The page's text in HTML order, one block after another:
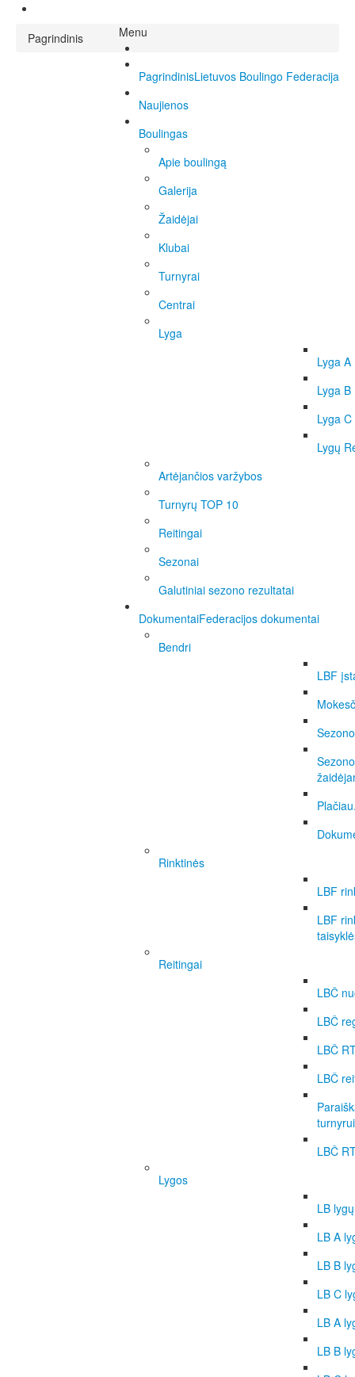
Menu
PagrindinisLietuvos Boulingo Federacija
Naujienos
Boulingas
Apie boulingą
Galerija
Žaidėjai
Klubai
Turnyrai
Centrai
Lyga
Lyga A
Lyga B
Lyga C
Lygų
Artėjančios varžybos
Turnyrų TOP 10
Reitingai
Sezonai
Galutiniai sezono rezultatai
DokumentaiFederacijos dokumentai
Bendri
LBF
Rinktinės
LBF
LBF
Reitingai
LBČ
LBČ
LBČ
LBČ
LBČ
Lygos
LB
LB A
LB B
LB C
LB A
LB B
Pagrindinis